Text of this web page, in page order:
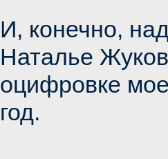
И, конечно,
Наталье
оцифровке
год.